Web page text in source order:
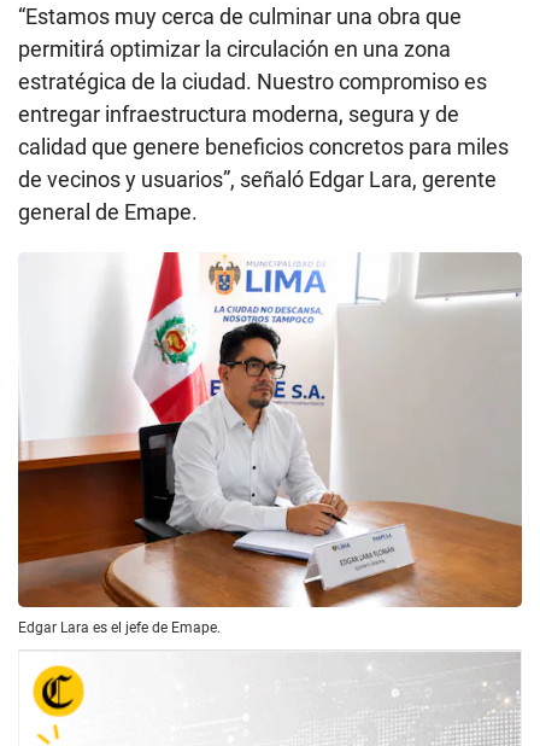
“Estamos muy cerca de culminar una obra que
permitirá optimizar la circulación en una zona
estratégica de la ciudad. Nuestro compromiso es
entregar infraestructura moderna, segura y de
calidad que genere beneficios concretos para miles
de vecinos y usuarios”, señaló Edgar Lara, gerente
general de Emape.
Edgar Lara es el jefe de Emape.